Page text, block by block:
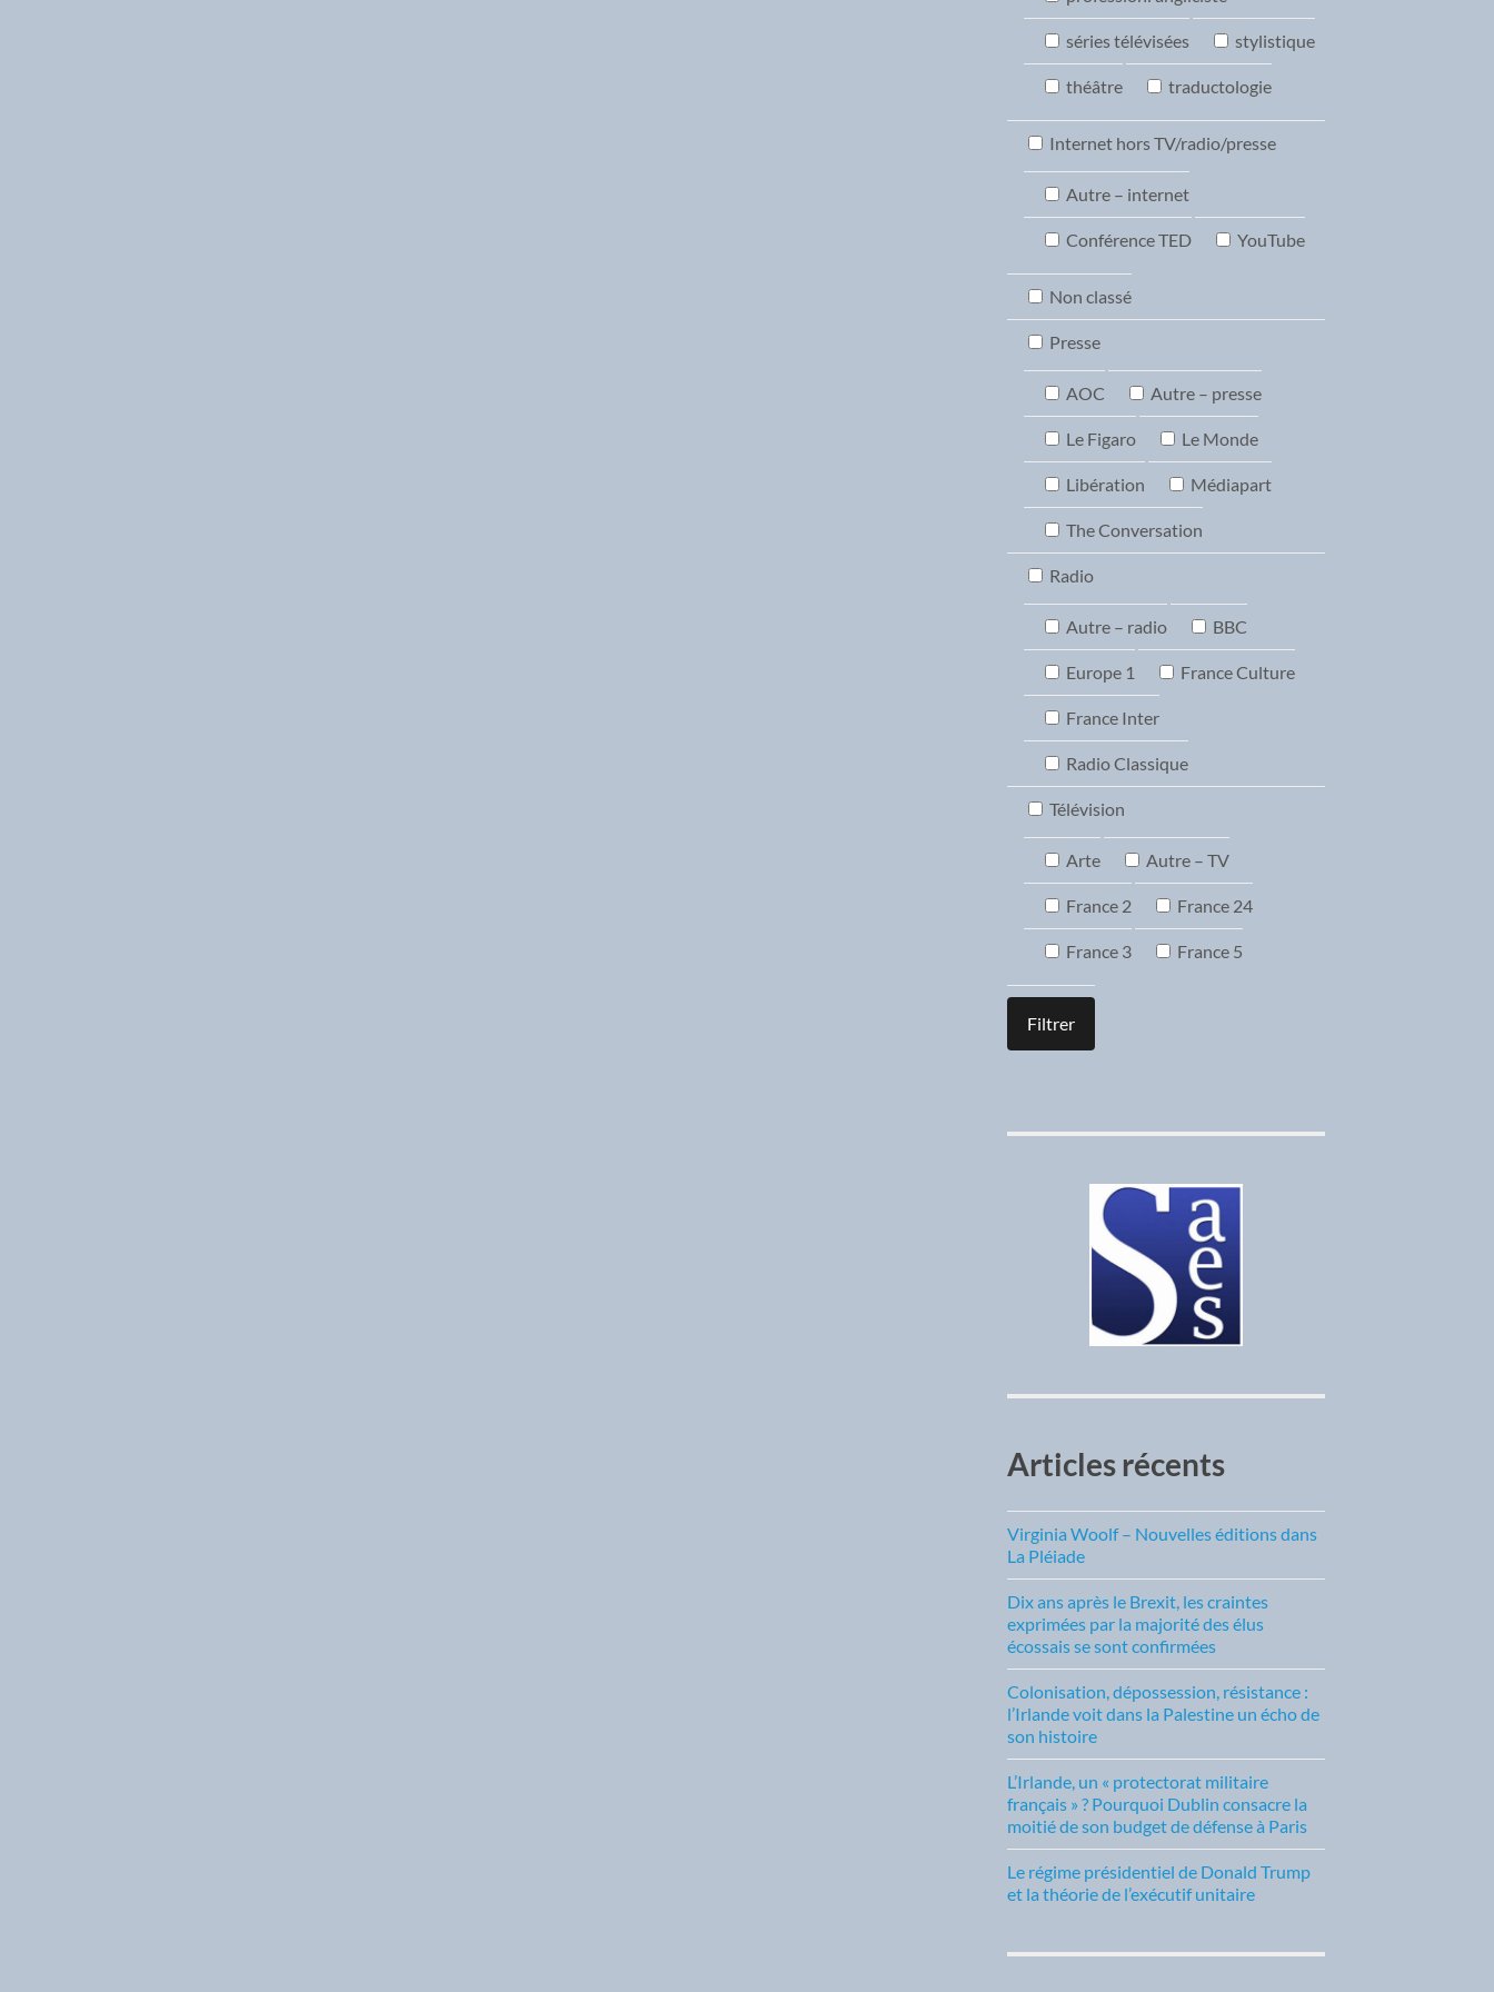
séries télévisées stylistique
théâtre traductologie
Internet hors TV/radio/presse
Autre – internet
Conférence TED YouTube
Non classé
Presse
AOC Autre – presse
Le Figaro Le Monde
Libération Médiapart
The Conversation
Radio
Autre – radio BBC
Europe 1 France Culture
France Inter
Radio Classique
Télévision
Arte Autre – TV
France 2 France 24
France 3 France 5
Articles récents
Virginia Woolf – Nouvelles éditions dans
La Pléiade
Dix ans après le Brexit, les craintes
exprimées par la majorité des élus
écossais se sont confirmées
Colonisation, dépossession, résistance :
l’Irlande voit dans la Palestine un écho de
son histoire
L’Irlande, un « protectorat militaire
français » ? Pourquoi Dublin consacre la
moitié de son budget de défense à Paris
Le régime présidentiel de Donald Trump
et la théorie de l’exécutif unitaire